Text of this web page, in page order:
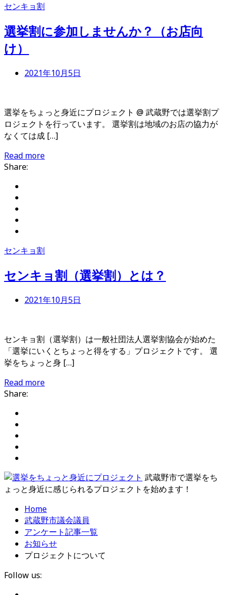
センキョ割
選挙割に参加しませんか？（お店向
け）
2021年10月5日
選挙をちょっと身近にプロジェクト @ 武蔵野では選挙割プ
ロジェクトを行っています。 選挙割は地域のお店の協力が
なくては成 […]
Read more
Share:
センキョ割
センキョ割（選挙割）とは？
2021年10月5日
センキョ割（選挙割）は一般社団法人選挙割協会が始めた
「選挙にいくとちょっと得をする」プロジェクトです。 選
挙をちょっと身 […]
Read more
Share:
武蔵野市で選挙をち
ょっと身近に感じられるプロジェクトを始めます！
Home
武蔵野市議会議員
アンケート記事一覧
お知らせ
プロジェクトについて
Follow us: